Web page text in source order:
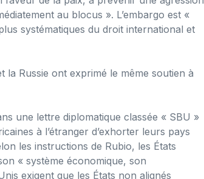
au blocus ». L’embargo est «
systématiques du droit international et
la Russie ont exprimé le même soutien à
une lettre diplomatique classée « SBU »
à l’étranger d’exhorter leurs pays
les instructions de Rubio, les États
« système économique, son
exigent que les États non alignés